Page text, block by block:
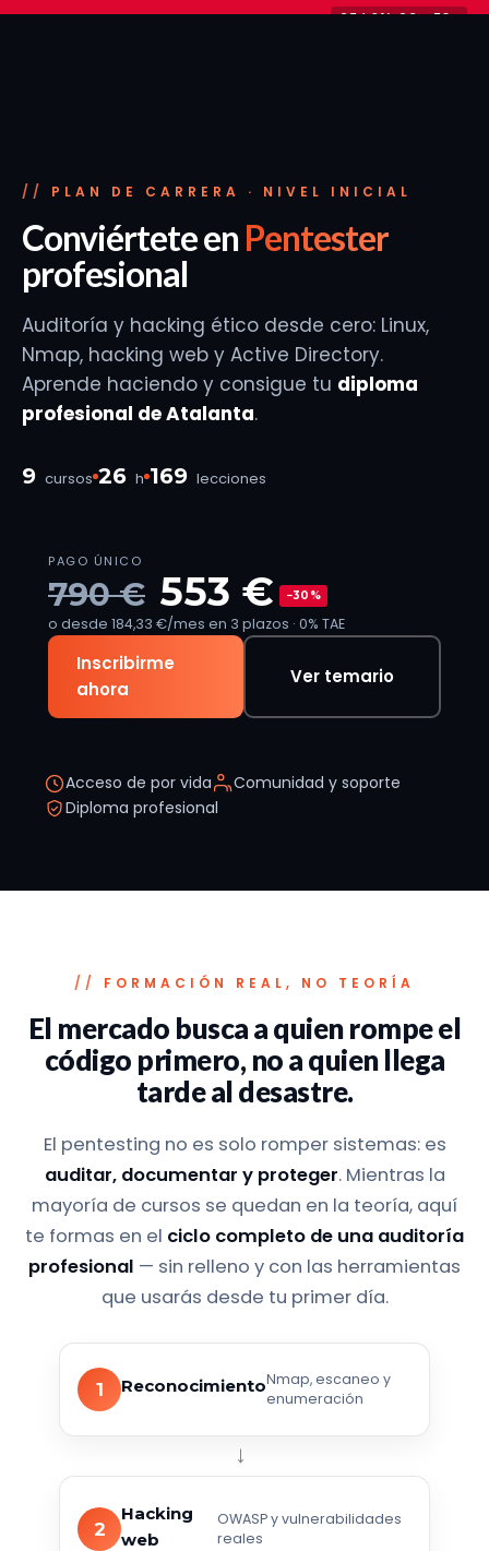
Ir
−30% en planes y packsSolo hasta el 31 de agosto 25d 01h 29m 55s
PLAN DE CARRERA · NIVEL INICIAL
Conviértete en Pentester
profesional
Auditoría y hacking ético desde cero: Linux,
Nmap, hacking web y Active Directory.
Aprende haciendo y consigue tu diploma
profesional de Atalanta.
9 cursos 26 h 169 lecciones
PAGO ÚNICO
790 € 553 € −30%
o desde 184,33 €/mes en 3 plazos · 0% TAE
Inscribirme
ahora
Ver temario
Acceso de por vida
Comunidad y soporte
Diploma profesional
FORMACIÓN REAL, NO TEORÍA
El mercado busca a quien rompe el
código primero,no a quien llega
tarde al desastre.
El pentesting no es solo romper sistemas: es
auditar, documentar y proteger. Mientras la
mayoría de cursos se quedan en la teoría, aquí
te formas en el ciclo completo de una auditoría
profesional — sin relleno y con las herramientas
que usarás desde tu primer día.
1 ReconocimientoNmap, escaneo y
enumeración
→
2
Hacking
web
OWASP y vulnerabilidades
reales